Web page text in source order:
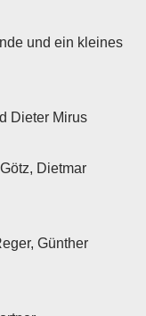
und ein kleines
Dieter Mirus
Dietmar
Günther